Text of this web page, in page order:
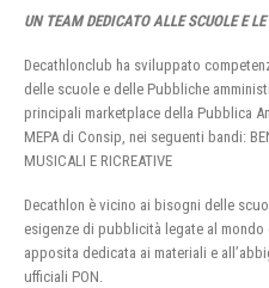
UN TEAM DEDICATO ALLE SCUOLE E LE
Decathlonclub ha sviluppato
delle scuole e delle Pubbliche
principali marketplace della Pubblica
MEPA di Consip, nei seguenti bandi:
MUSICALI E RICREATIVE
Decathlon è vicino ai bisogni delle
esigenze di pubblicità legate al mondo
apposita dedicata ai materiali e
ufficiali PON.